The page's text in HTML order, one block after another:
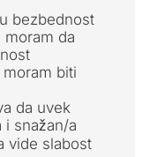
bezbednost
da
biti
da uvek
i snažan/a
vide slabost